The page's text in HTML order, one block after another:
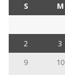
S M
2
3
9
10